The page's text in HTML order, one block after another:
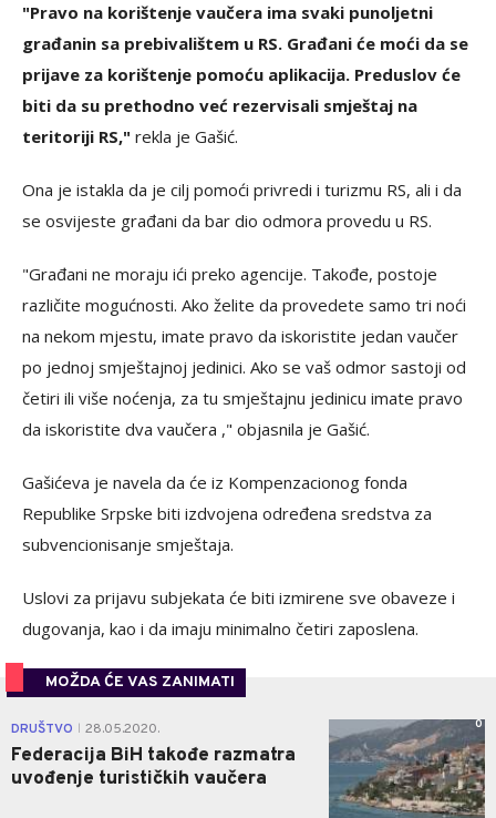
"Pravo na korištenje vaučera ima svaki punoljetni
građanin sa prebivalištem u RS. Građani će moći da se
prijave za korištenje pomoću aplikacija. Preduslov će
biti da su prethodno već rezervisali smještaj na
teritoriji RS," rekla je Gašić.
Ona je istakla da je cilj pomoći privredi i turizmu RS, ali i da
se osvijeste građani da bar dio odmora provedu u RS.
"Građani ne moraju ići preko agencije. Takođe, postoje
različite mogućnosti. Ako želite da provedete samo tri noći
na nekom mjestu, imate pravo da iskoristite jedan vaučer
po jednoj smještajnoj jedinici. Ako se vaš odmor sastoji od
četiri ili više noćenja, za tu smještajnu jedinicu imate pravo
da iskoristite dva vaučera ," objasnila je Gašić.
Gašićeva je navela da će iz Kompenzacionog fonda
Republike Srpske biti izdvojena određena sredstva za
subvencionisanje smještaja.
Uslovi za prijavu subjekata će biti izmirene sve obaveze i
dugovanja, kao i da imaju minimalno četiri zaposlena.
MOŽDA ĆE VAS ZANIMATI
DRUŠTVO 28.05.2020.
Federacija BiH takođe razmatra
uvođenje turističkih vaučera
0